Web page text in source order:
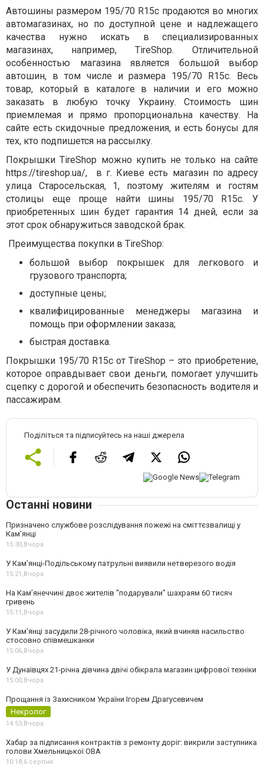
Автошины размером 195/70 R15c продаются во многих
автомагазинах, но по доступной цене и надлежащего
качества нужно искать в специализированных
магазинах, например, TireShop. Отличительной
особенностью магазина является большой выбор
автошин, в том числе и размера 195/70 R15c. Весь
товар, который в каталоге в наличии и его можно
заказать в любую точку Украину. Стоимость шин
приемлемая и прямо пропорциональна качеству. На
сайте есть скидочные предложения, и есть бонусы для
тех, кто подпишется на рассылку.
Покрышки TireShop можно купить не только на сайте
https://tireshop.ua/, в г. Киеве есть магазин по адресу
улица Старосельская, 1, поэтому жителям и гостям
столицы еще проще найти шины 195/70 R15c. У
приобретенных шин будет гарантия 14 дней, если за
этот срок обнаружиться заводской брак.
Преимущества покупки в TireShop:
большой выбор покрышек для легкового и
грузового транспорта;
доступные цены;
квалифицированные менеджеры магазина и
помощь при оформлении заказа;
быстрая доставка.
Покрышки 195/70 R15c от TireShop – это приобретение,
которое оправдывает свои деньги, помогает улучшить
сцепку с дорогой и обеспечить безопасность водителя и
пассажирам.
Поділіться та підписуйтесь на наші джерела
Останні новини
Призначено службове розслідування пожежі на сміттєзвалищі у
Кам’янці
15:30,Вчора
У Кам’янці-Подільському патрульні виявили нетверезого водія
15:21,Вчора
На Камʼянеччині двоє жителів "подарували" шахраям 60 тисяч
гривень
15:11,Вчора
У Камʼянці засудили 28-річного чоловіка, який вчиняв насильство
стосовно співмешканки
15:06,Вчора
У Дунаївцях 21-річна дівчина двічі обікрала магазин цифрової техніки
15:00,Вчора
Прощання із Захисником України Ігорем Драгусевичем
Некролог
14:53,Вчора
Хабар за підписання контрактів з ремонту доріг: викрили заступника
голови Хмельницької ОВА
10:18,6 серпня